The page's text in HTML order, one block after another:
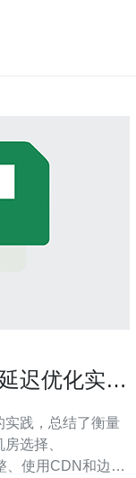
迟优化实战
实践，总结了衡量
选择、
、使用CDN和边缘